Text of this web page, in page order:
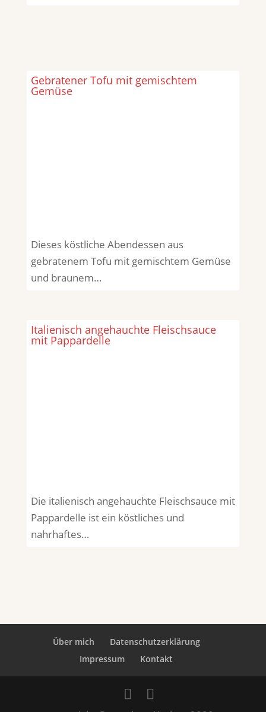
Gebratener Tofu mit gemischtem
Gemüse
Dieses köstliche Abendessen aus
gebratenem Tofu mit gemischtem Gemüse
und braunem…
Italienisch angehauchte Fleischsauce
mit Pappardelle
Die italienisch angehauchte Fleischsauce mit
Pappardelle ist ein köstliches und
nahrhaftes…
Über mich
Datenschutzerklärung
Impressum
Kontakt